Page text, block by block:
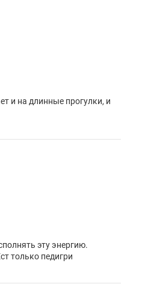
и на длинные прогулки, и
эту энергию.
только педигри